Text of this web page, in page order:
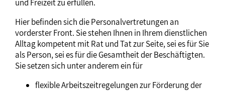
und Freizeit zu erfüllen.
Hier befinden sich die Personalvertretungen an
vorderster Front. Sie stehen Ihnen in Ihrem dienstlichen
Alltag kompetent mit Rat und Tat zur Seite, sei es für Sie
als Person, sei es für die Gesamtheit der Beschäftigten.
Sie setzen sich unter anderem ein für
flexible Arbeitszeitregelungen zur Förderung der